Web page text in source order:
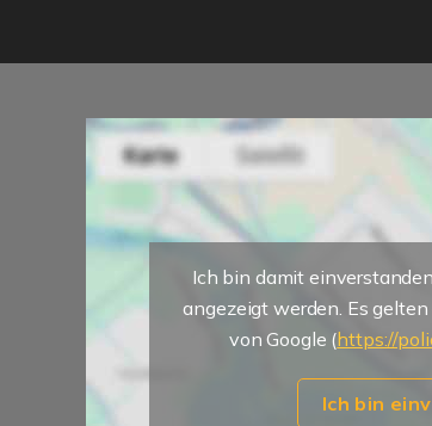
Ich bin damit
angezeigt werden. Es
von Google (https://
Ich bin